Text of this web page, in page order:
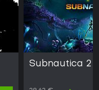
Subnautica 2